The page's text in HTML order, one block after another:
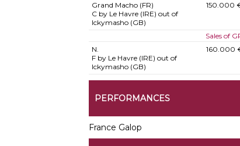
Grand Macho (FR)
C by Le Havre (IRE) out of
Ickymasho (GB)
150.000
Sales of
N.
F by Le Havre (IRE) out of
Ickymasho (GB)
160.000
PERFORMANCES
France Galop